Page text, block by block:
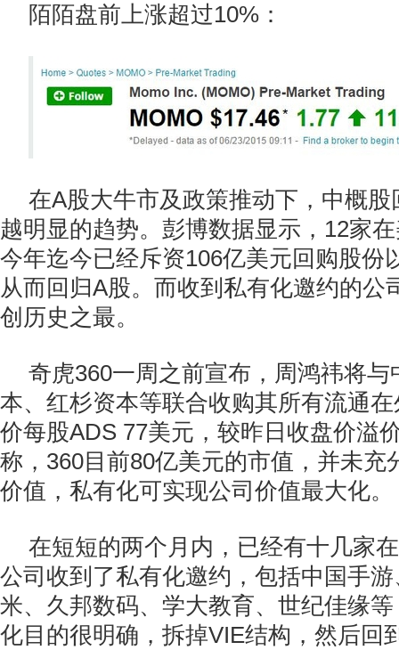
陌陌盘前上涨超过10%：
在A股大牛市及政策推动下，中概
越明显的趋势。彭博数据显示，12家
今年迄今已经斥资106亿美元回购股份
从而回归A股。而收到私有化邀约的公
创历史之最。
奇虎360一周之前宣布，周鸿祎将
本、红杉资本等联合收购其所有流通
价每股ADS 77美元，较昨日收盘价溢
称，360目前80亿美元的市值，并未充
价值，私有化可实现公司价值最大化。
在短短的两个月内，已经有十几家
公司收到了私有化邀约，包括中国手
米、久邦数码、学大教育、世纪佳缘
化目的很明确，拆掉VIE结构，然后回